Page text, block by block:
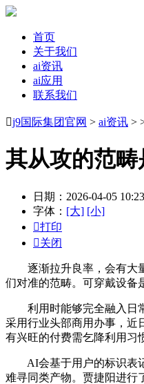
首页
关于我们
ai资讯
ai应用
联系我们
j9国际集团官网 > ai资讯 >
其从攻的范
日期：2026-04-05 10:23
字体： [大] [小]
打印
关闭
逐渐拉升良率，会有大量
们对准的范畴。可穿戴设备
利用时能够完全融入日常
采用行业头部商用办事，近
有兴旺的付费需乞降利用习
AI会基于用户的标识表记
难寻同类产物。贾捷阳进行